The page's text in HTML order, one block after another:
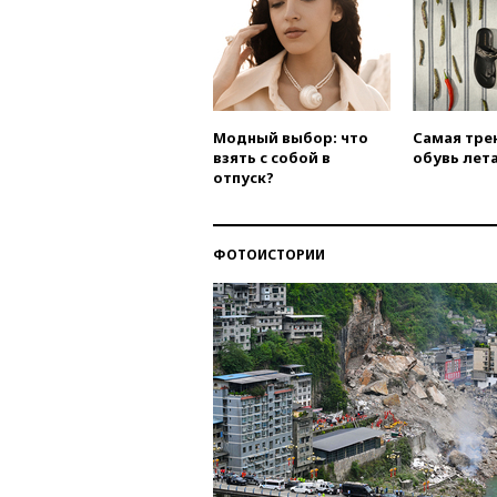
Модный выбор: что
взять с собой в
отпуск?
Самая
обувь
ФОТОИСТОРИИ